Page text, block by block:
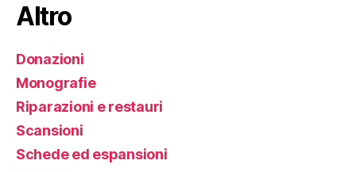
Altro
Donazioni
Monografie
Riparazioni e restauri
Scansioni
Schede ed espansioni